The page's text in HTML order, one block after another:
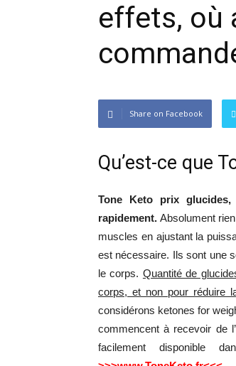
effets, où
Share on Facebook
Qu’est-ce que
Tone Keto prix
rapidement. Absolument
muscles en ajustant la
est nécessaire. Ils sont une
le corps. Quantité de
corps, et non pour réduire
considérons ketones for
commencent à recevoir de
facilement disponible